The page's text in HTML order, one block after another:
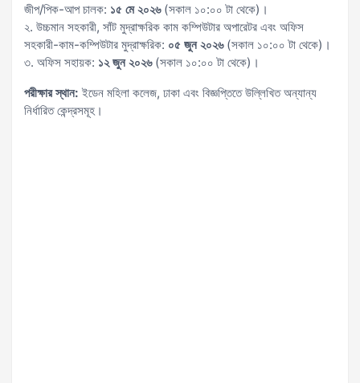
জীপ/পিক-আপ চালক: ১৫ মে ২০২৬(সকাল ১০:০০ টা থেকে)।
২. উচ্চমান সহকারী, সাঁট মুদ্রাক্ষরিক কাম কম্পিউটার অপারেটর এবং অফিস
সহকারী-কাম-কম্পিউটার মুদ্রাক্ষরিক: ০৫ জুন ২০২৬(সকাল ১০:০০ টা থেকে)।
৩. অফিস সহায়ক: ১২ জুন ২০২৬(সকাল ১০:০০ টা থেকে)।
পরীক্ষার স্থান: ইডেন মহিলা কলেজ, ঢাকা এবং বিজ্ঞপ্তিতে উল্লিখিত অন্যান্য
নির্ধারিত কেন্দ্রসমূহ।